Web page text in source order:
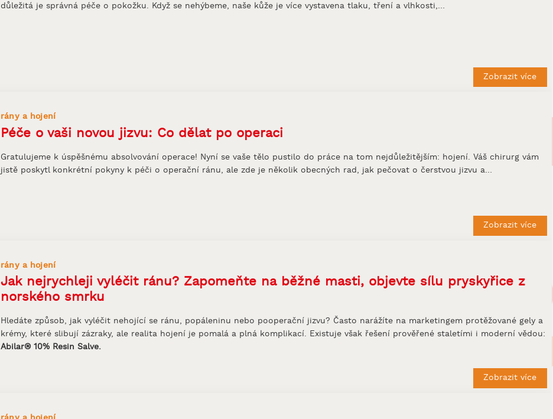
důležitá je správná péče o pokožku. Když se nehýbeme, naše kůže je více vystavena tlaku, tření a vlhkosti,…
Zobrazit více
rány a hojení
Péče o vaši novou jizvu: Co dělat po operaci
Gratulujeme k úspěšnému absolvování operace! Nyní se vaše tělo pustilo do práce na tom nejdůležitějším: hojení. Váš chirurg vám
jistě poskytl konkrétní pokyny k péči o operační ránu, ale zde je několik obecných rad, jak pečovat o čerstvou jizvu a…
Zobrazit více
rány a hojení
Jak nejrychleji vyléčit ránu? Zapomeňte na běžné masti, objevte sílu pryskyřice z
norského smrku
Hledáte způsob, jak vyléčit nehojící se ránu, popáleninu nebo pooperační jizvu? Často narážíte na marketingem protěžované gely a
krémy, které slibují zázraky, ale realita hojení je pomalá a plná komplikací. Existuje však řešení prověřené staletími i moderní vědou:
Abilar® 10% Resin Salve.
Zobrazit více